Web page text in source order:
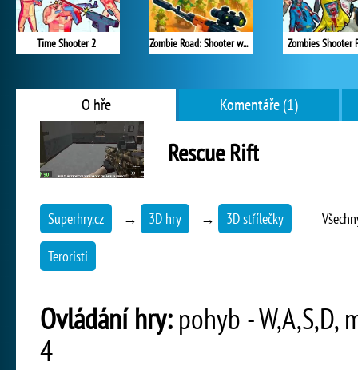
Time Shooter 2 Zombie Road: Shooter with Destruction Zombies Shooter
O hře Komentáře (1)
Rescue Rift
Superhry.cz → 3D hry → 3D střílečky
Teroristi
Ovládání hry:pohyb - W,A,S,D,
4